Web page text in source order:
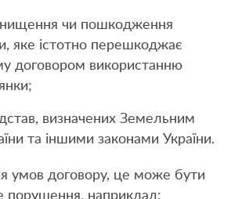
чи пошкодження
яке істотно перешкоджає
договором використанню
визначених Земельним
та іншими законами України.
умов договору, це може бути
порушення, наприклад: